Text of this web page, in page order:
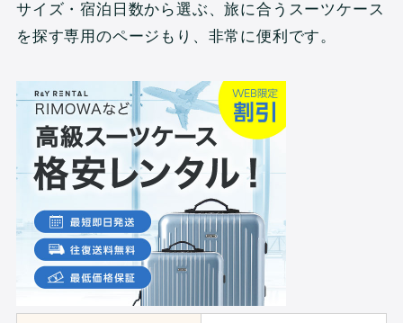
サイズ・宿泊日数から選ぶ、旅に合うスーツケース
を探す専用のページもり、非常に便利です。